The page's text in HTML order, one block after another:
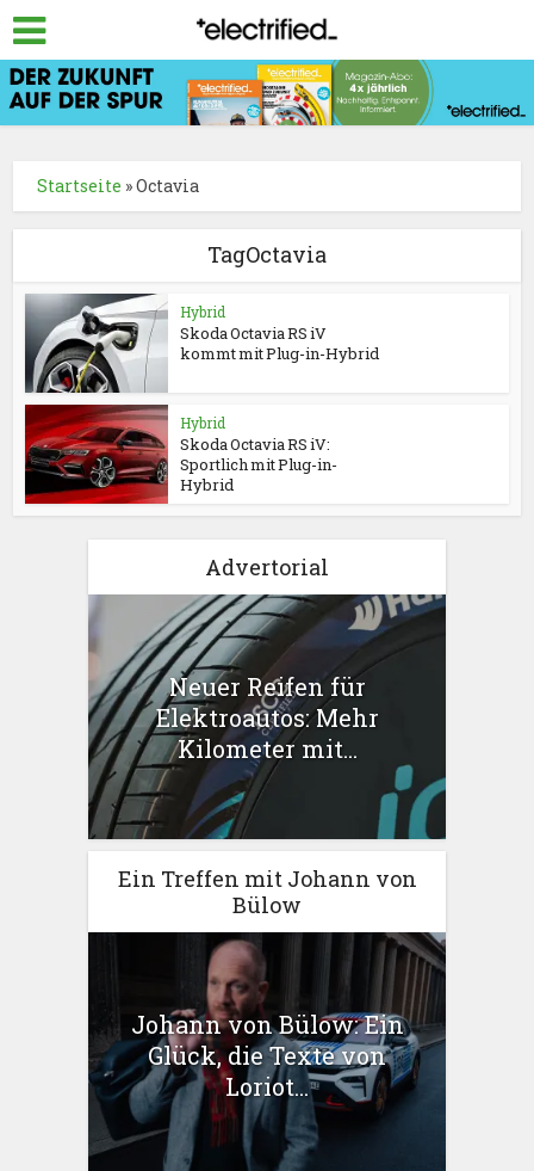
Startseite »Octavia
TagOctavia
Hybrid
Skoda Octavia RS iV
kommt mit Plug-in-Hybrid
Hybrid
Skoda Octavia RS iV:
Sportlich mit Plug-in-
Hybrid
Advertorial
Neuer Reifen für
Elektroautos: Mehr
Kilometer mit...
Ein Treffen mit Johann von
Bülow
Johann von Bülow: Ein
Glück, die Texte von
Loriot...